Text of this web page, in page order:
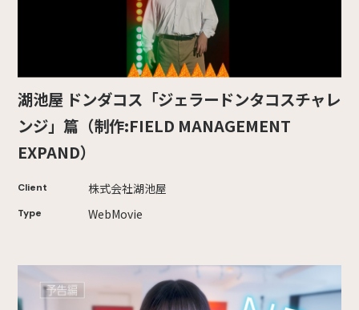
湖池屋 ドンダコス「ジェラードンタコスチャレ
ンジ」篇（制作:FIELD MANAGEMENT
EXPAND）
Client 株式会社湖池屋
Type WebMovie